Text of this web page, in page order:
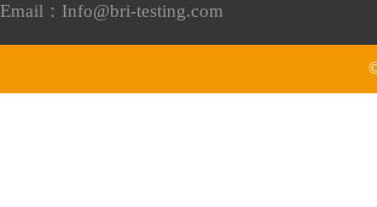
Email： Info@bri-testing.com